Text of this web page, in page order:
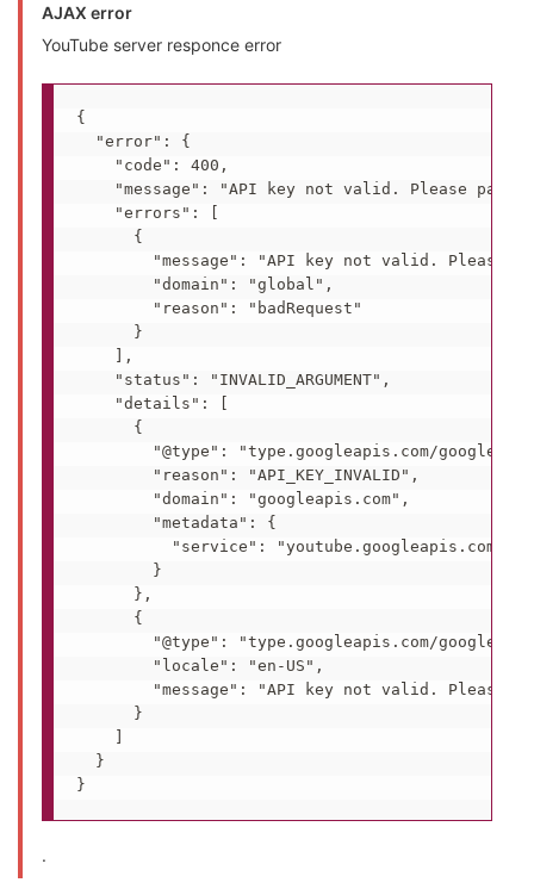
AJAX error
YouTube server responce error
{
  "error": {
    "code": 400,
"message": "API key not valid. Please pass
    "errors": [
      {
"message": "API key not valid. Please
        "domain": "global",
        "reason": "badRequest"
      }
    ],
    "status": "INVALID_ARGUMENT",
    "details": [
      {
"@type": "type.googleapis.com/
        "reason": "API_KEY_INVALID",
        "domain": "googleapis.com",
        "metadata": {
          "service": "youtube.googleapis.com"
        }
      },
      {
"@type": "type.googleapis.com/
        "locale": "en-US",
"message": "API key not valid. Please
      }
  }
.